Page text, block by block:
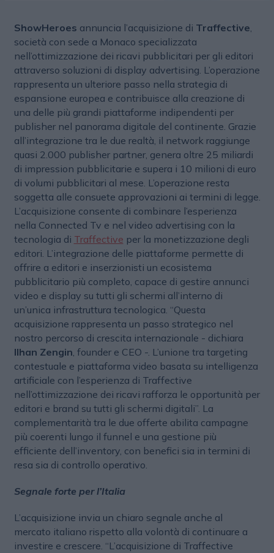
ShowHeroes annuncia l’acquisizione di Traffective
società con sede a Monaco specializzata
nell’ottimizzazione dei ricavi pubblicitari per gli editori
attraverso soluzioni di display advertising. L’operazione
rappresenta un ulteriore passo nella strategia di
espansione europea e contribuisce alla creazione di
una delle più grandi piattaforme indipendenti per
publisher nel panorama digitale del continente. Grazie
all’integrazione tra le due realtà, il network raggiunge
quasi 2.000 publisher partner, genera oltre 25 miliardi
di impression pubblicitarie e supera i 10 milioni di euro
di volumi pubblicitari al mese. L’operazione resta
soggetta alle consuete approvazioni ai termini di legge.
L’acquisizione consente di combinare l’esperienza
nella Connected Tv e nel video advertising con la
tecnologia di Traffective per la monetizzazione degli
editori. L’integrazione delle piattaforme permette di
offrire a editori e inserzionisti un ecosistema
pubblicitario più completo, capace di gestire annunci
video e display su tutti gli schermi all’interno di
un’unica infrastruttura tecnologica. “Questa
acquisizione rappresenta un passo strategico nel
nostro percorso di crescita internazionale - dichiara
Ilhan Zengin , founder e CEO -. L’unione tra targeting
contestuale e piattaforma video basata su intelligenza
artificiale con l’esperienza di Traffective
nell’ottimizzazione dei ricavi rafforza le opportunità per
editori e brand su tutti gli schermi digitali”. La
complementarità tra le due offerte abilita campagne
più coerenti lungo il funnel e una gestione più
efficiente dell’inventory, con benefici sia in termini di
resa sia di controllo operativo.
Segnale forte per l’Italia
L’acquisizione invia un chiaro segnale anche al
mercato italiano rispetto alla volontà di continuare a
investire e crescere. “L’acquisizione di Traffective